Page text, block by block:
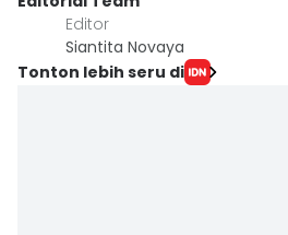
Editor
Siantita Novaya
Tonton lebih seru di